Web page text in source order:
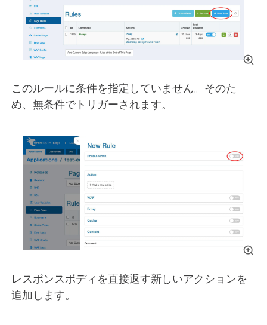
このルールに条件を指定していません。そのた
め、無条件でトリガーされます。
レスポンスボディを直接返す新しいアクションを
追加します。